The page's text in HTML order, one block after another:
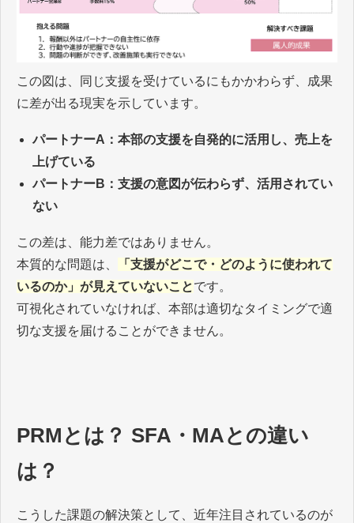
この図は、同じ支援を受けているにもかかわらず、成果
に差が出る現実を示しています。
パートナーA：本部の支援を自発的に活用し、売上を
上げている
パートナーB：支援の意図が伝わらず、活用されてい
ない
この差は、能力差ではありません。
本質的な問題は、
「支援がどこで・どのように使われて
いるのか」が見えていないことです。
可視化されていなければ、本部は適切なタイミングで適
切な支援を届けることができません。
PRMとは？ SFA・MAとの違い
は？
こうした課題の解決策として、近年注目されているのが